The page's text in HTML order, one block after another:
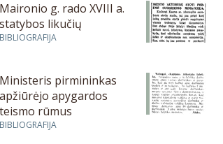
Maironio g. rado XVIII a.
statybos likučių
BIBLIOGRAFIJA
Ministeris pirmininkas
apžiūrėjo apygardos
teismo rūmus
BIBLIOGRAFIJA